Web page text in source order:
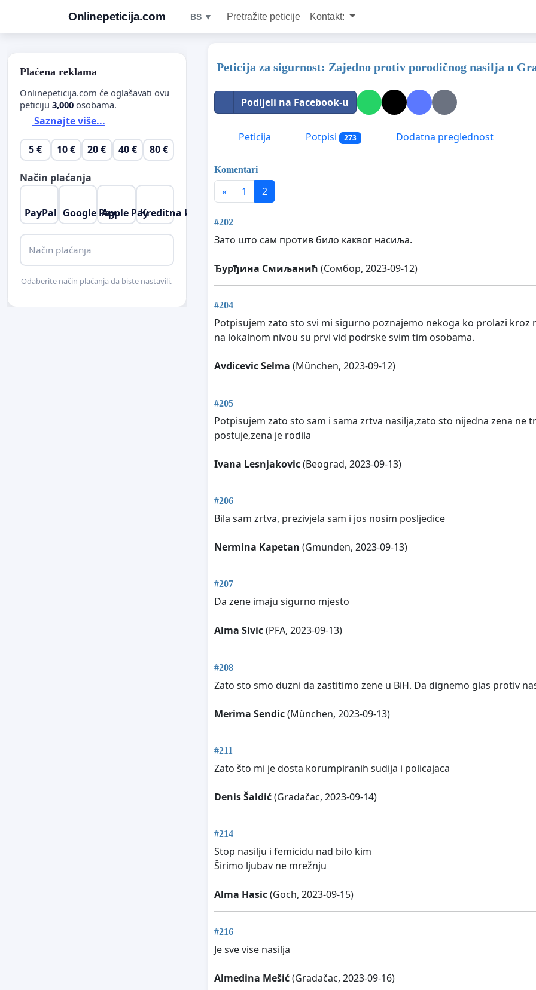
Onlinepeticija.com BS ▼ Pretražite peticije Kontakt:
Peticija za sigurnost: Zajedno protiv porodičnog nasilja u
Podijeli na Facebook-u
Peticija Potpisi 273 Dodatna preglednost
Komentari
« 1 2
#202
Зато што сам против било каквог насиља.
Ђурђина Смиљанић (Сомбор, 2023-09-12)
#204
Potpisujem zato sto svi mi sigurno poznajemo nekoga ko prolazi
na lokalnom nivou su prvi vid podrske svim tim osobama.
Avdicevic Selma (München, 2023-09-12)
#205
Potpisujem zato sto sam i sama zrtva nasilja,zato sto nijedna zena ne
postuje,zena je rodila
Ivana Lesnjakovic(Beograd, 2023-09-13)
#206
Bila sam zrtva, prezivjela sam i jos nosim posljedice
Nermina Kapetan (Gmunden, 2023-09-13)
#207
Da zene imaju sigurno mjesto
Alma Sivic(PFA, 2023-09-13)
#208
Zato sto smo duzni da zastitimo zene u BiH. Da dignemo glas protiv
Merima Sendic(München, 2023-09-13)
#211
Zato što mi je dosta korumpiranih sudija i policajaca
Denis Šaldić(Gradačac, 2023-09-14)
#214
Stop nasilju i femicidu nad bilo kim
Širimo ljubav ne mrežnju
Alma Hasic(Goch, 2023-09-15)
#216
Je sve vise nasilja
Almedina Mešić(Gradačac, 2023-09-16)
Plaćena reklama
Onlinepeticija.com će oglašavati ovu
peticiju 3,000 osobama.
Saznajte više...
5 € 10 € 20 € 40 € 80 €
Način plaćanja
PayPal Google PayApple PayKreditna kartica
Način plaćanja
Odaberite način plaćanja da biste nastavili.